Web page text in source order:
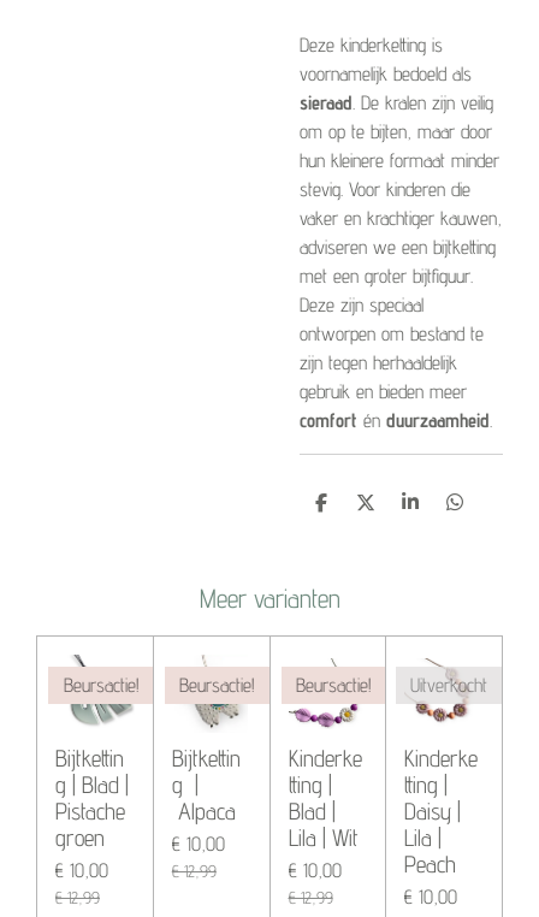
Deze kinderketting is
voornamelijk bedoeld als
sieraad . De kralen zijn veilig
om op te bijten, maar door
hun kleinere formaat minder
stevig. Voor kinderen die
vaker en krachtiger kauwen,
adviseren we een bijtketting
met een groter bijtfiguur.
Deze zijn speciaal
ontworpen om bestand te
zijn tegen herhaaldelijk
gebruik en bieden meer
comfort én duurzaamheid
D
n
D
S
D
Meer varianten
Beursactie!
Bijtkettin
g | Blad |
Pistache
groen
€ 10,00
€ 12,99
Beursactie!
Bijtkettin
g |
Alpaca
€ 10,00
€ 12,99
Beursactie!
Kinderke
tting |
Blad |
Lila | Wit
€ 10,00
€ 12,99
Uitverkocht
Kinderke
tting |
Daisy |
Lila |
Peach
€ 10,00